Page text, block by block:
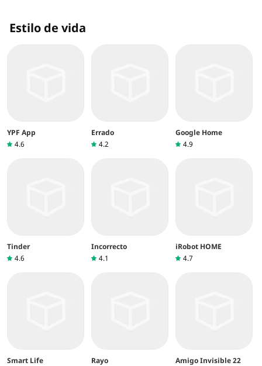
Estilo de vida
YPF App
4.6
Errado
4.2
Google Home
4.9
Tinder
4.6
Incorrecto
4.1
iRobot HOME
4.7
Smart Life
Rayo
Amigo Invisible 22